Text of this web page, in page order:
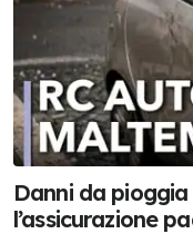
Danni da
l’assicurazione